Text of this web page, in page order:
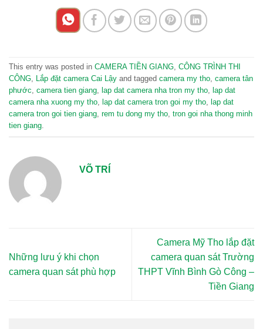
This entry was posted in CAMERA TIỀN GIANG, CÔNG TRÌNH THI
CÔNG, Lắp đặt camera Cai Lậy and tagged camera my tho, camera tân
phước, camera tien giang, lap dat camera nha tron my tho, lap dat
camera nha xuong my tho, lap dat camera tron goi my tho, lap dat
camera tron goi tien giang, rem tu dong my tho, tron goi nha thong minh
tien giang.
VÕ TRÍ
Những lưu ý khi chọn
camera quan sát phù hợp
Camera Mỹ Tho lắp đặt
camera quan sát Trường
THPT Vĩnh Bình Gò Công –
Tiền Giang